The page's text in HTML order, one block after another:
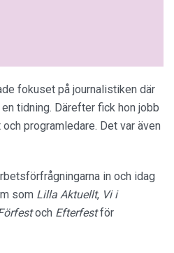
fokuset på journalistiken där
tidning. Därefter fick hon jobb
programledare. Det var även
in och idag
som Lilla Aktuellt, Vi i
och Efterfestför